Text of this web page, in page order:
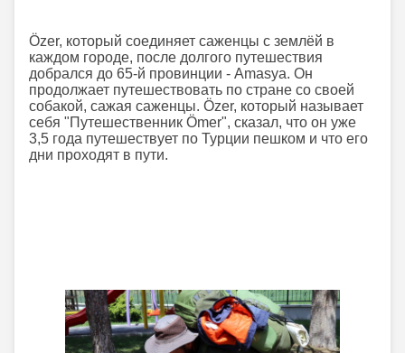
Özer, который соединяет саженцы с землёй в
каждом городе, после долгого путешествия
добрался до 65-й провинции - Аmasya. Он
продолжает путешествовать по стране со своей
собакой, сажая саженцы. Özer, который называет
себя "Путешественник Ömer", сказал, что он уже
3,5 года путешествует по Турции пешком и что его
дни проходят в пути.